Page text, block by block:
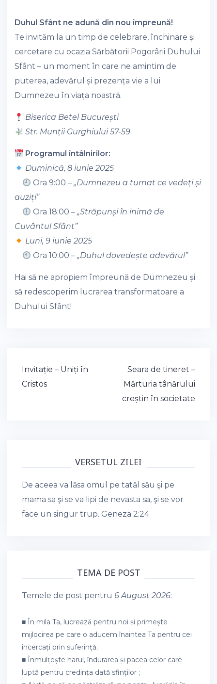
Duhul Sfânt ne adună din nou împreună!
Te invităm la un timp de celebrare, închinare și
cercetare cu ocazia Sărbătorii Pogorârii Duhului
Sfânt – un moment în care ne amintim de
puterea, adevărul și prezența vie a lui
Dumnezeu în viața noastră.
Biserica Betel București
Str. Munții Gurghiului 57-59
Programul întâlnirilor:
Duminică, 8 iunie 2025
Ora 9:00 –„Dumnezeu a turnat ce vedeți și
auziți”
Ora 18:00 –„Străpunși în inimă de
Cuvântul Sfânt”
Luni, 9 iunie 2025
Ora 10:00 –„Duhul dovedește adevărul”
Hai să ne apropiem împreună de Dumnezeu și
să redescoperim lucrarea transformatoare a
Duhului Sfânt!
Post
navigation
Invitație – Uniți în
Cristos
Seara de tineret –
Mărturia tânărului
creștin în societate
VERSETUL ZILEI
De aceea va lăsa omul pe tatăl său şi pe
mama sa şi se va lipi de nevasta sa, şi se vor
face un singur trup. Geneza 2:24
TEMA DE POST
Temele de post pentru 6 August 2026:
■ În mila Ta, lucrează pentru noi și primește
mijlocirea pe care o aducem înaintea Ta pentru cei
încercați prin suferință;
■ Înmulțește harul, îndurarea și pacea celor care
luptă pentru credința dată sfinților ;